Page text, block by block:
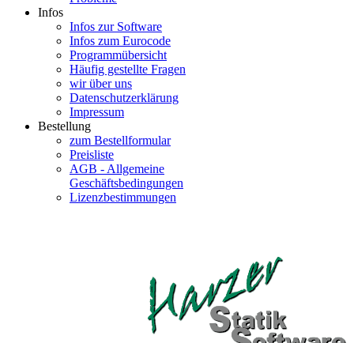
Infos
Infos zur Software
Infos zum Eurocode
Programmübersicht
Häufig gestellte Fragen
wir über uns
Datenschutzerklärung
Impressum
Bestellung
zum Bestellformular
Preisliste
AGB - Allgemeine
Geschäftsbedingungen
Lizenzbestimmungen